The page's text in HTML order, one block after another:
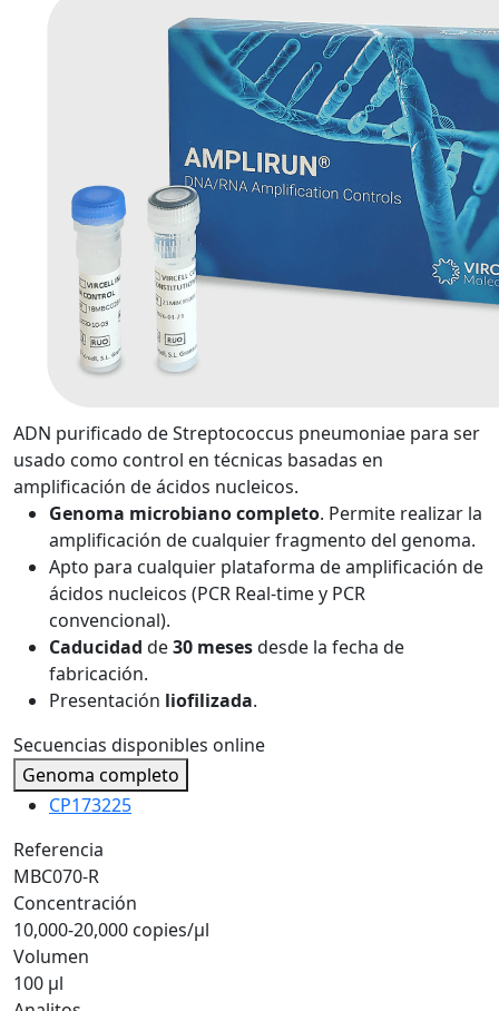
ADN purificado de Streptococcus pneumoniae para ser
usado como control en técnicas basadas en
amplificación de ácidos nucleicos.
Genoma microbiano completo. Permite realizar la
amplificación de cualquier fragmento del genoma.
Apto para cualquier plataforma de amplificación de
ácidos nucleicos (PCR Real-time y PCR
convencional).
Caducidad de30 mesesdesde la fecha de
fabricación.
Presentación liofilizada.
Secuencias disponibles online
Genoma completo
CP173225
Referencia
MBC070-R
Concentración
10,000-20,000 copies/µl
Volumen
100 µl